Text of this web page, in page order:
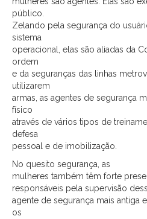
público.
Zelando pela segurança do
sistema
operacional, elas são aliadas da
ordem
e da seguranças das linhas
utilizarem
armas, as agentes de segurança
físico
através de vários tipos de
defesa
pessoal e de imobilização.
No quesito segurança, as
mulheres também têm forte
responsáveis pela supervisão
agente de segurança mais antiga
os